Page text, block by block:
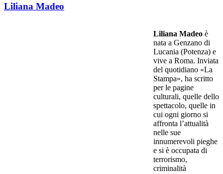
Liliana Madeo
Liliana Madeo è
nata a Genzano di
Lucania (Potenza) e
vive a Roma. Inviata
del quotidiano «La
Stampa», ha scritto
per le pagine
culturali, quelle dello
spettacolo, quelle in
cui ogni giorno si
affronta l’attualità
nelle sue
innumerevoli pieghe
e si è occupata di
terrorismo,
criminalità